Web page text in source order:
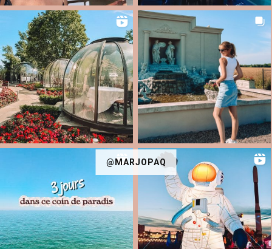
@MARJOPAQ